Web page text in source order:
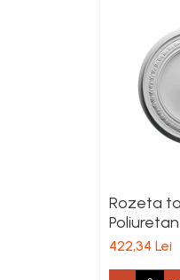
Rozeta
620 mm
422,34 Lei